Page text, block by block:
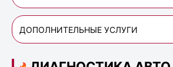
ДОПОЛНИТЕЛЬНЫЕ УСЛУГИ